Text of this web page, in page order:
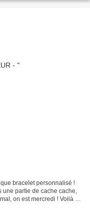
bracelet personnalisé !
partie de cache cache,
on est mercredi ! Voilà un